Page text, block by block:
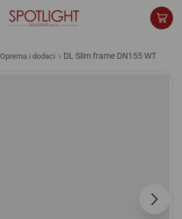
Oprema i dodaci DL Slim frame DN155 WT